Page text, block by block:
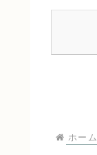
ホーム